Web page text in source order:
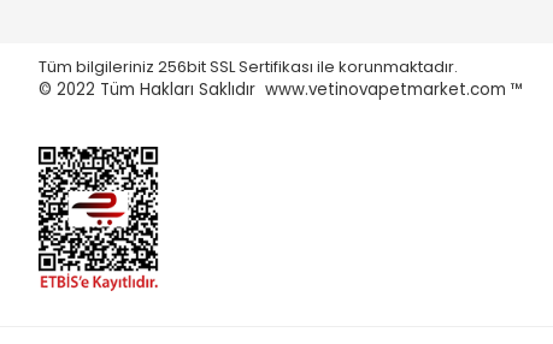
Tüm bilgileriniz 256bit SSL Sertifikası ile korunmaktadır.
© 2022 Tüm Hakları Saklıdır www.vetinovapetmarket.com ™